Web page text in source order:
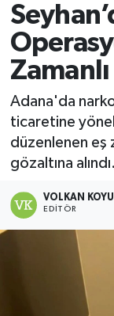
Zamanlı
Adana'da
ticaretine
düzenlenen eş
gözaltına alındı.
VOLKAN
EDITÖR